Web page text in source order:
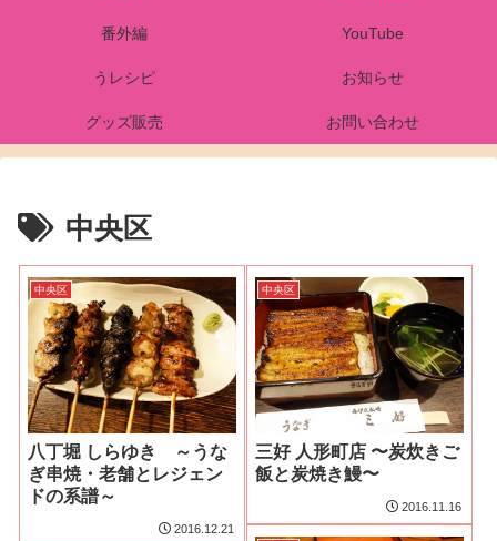
番外編 YouTube
うレシピ お知らせ
グッズ販売 お問い合わせ
中央区
中央区
八丁堀 しらゆき ～うな
ぎ串焼・老舗とレジェン
ドの系譜～
2016.12.21
中央区
三好 人形町店 〜炭炊きご
飯と炭焼き鰻〜
2016.11.16